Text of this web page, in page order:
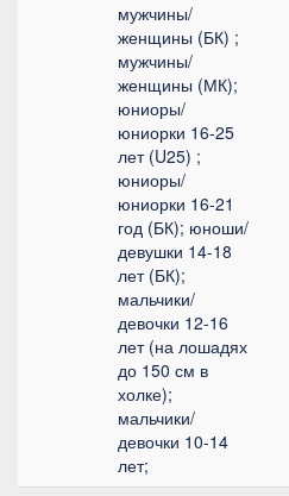
мужчины/
женщины (БК) ;
мужчины/
женщины (МК);
юниоры/
юниорки 16-25
лет (U25) ;
юниоры/
юниорки 16-21
год (БК); юноши/
девушки 14-18
лет (БК);
мальчики/
девочки 12-16
лет (на лошадях
до 150 см в
холке);
мальчики/
девочки 10-14
лет;